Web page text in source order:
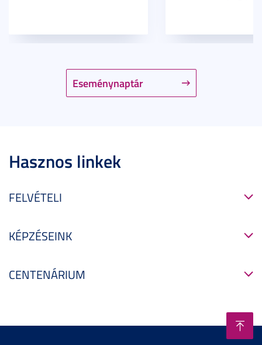
Eseménynaptár
Hasznos linkek
FELVÉTELI
KÉPZÉSEINK
CENTENÁRIUM